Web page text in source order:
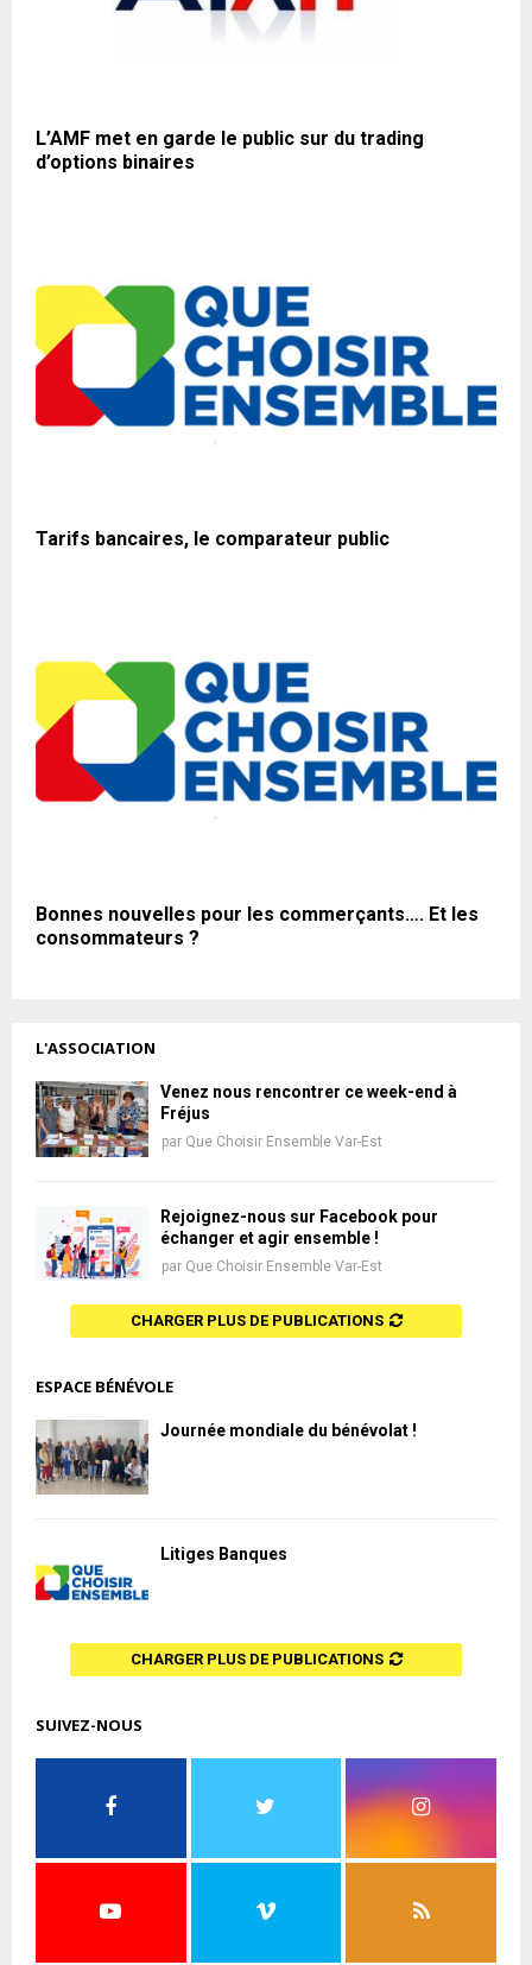
L’AMF met en garde le public sur du trading
d’options binaires
Tarifs bancaires, le comparateur public
Bonnes nouvelles pour les commerçants…. Et les
consommateurs ?
L'ASSOCIATION
Venez nous rencontrer ce week-end à
Fréjus
par Que Choisir Ensemble Var-Est
Rejoignez-nous sur Facebook pour
échanger et agir ensemble !
par Que Choisir Ensemble Var-Est
CHARGER PLUS DE PUBLICATIONS
ESPACE BÉNÉVOLE
Journée mondiale du bénévolat !
Litiges Banques
CHARGER PLUS DE PUBLICATIONS
SUIVEZ-NOUS